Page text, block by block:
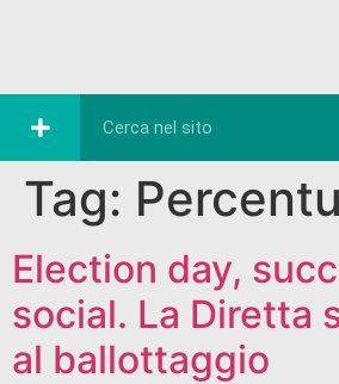
Tag:
Election day,
social. La Diretta
al ballottaggio